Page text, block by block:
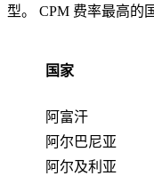
型。 CPM 费率最高的
国家
阿富汗
阿尔巴尼亚
阿尔及利亚